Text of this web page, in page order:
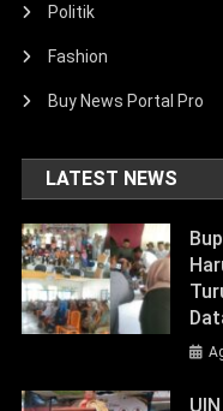
Politik
Fashion
Buy News Portal Pro
LATEST NEWS